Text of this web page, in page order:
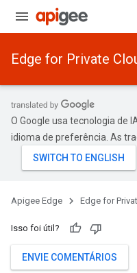
Edge for Private
O Google usa tecnologia de
idioma de preferência. As
Apigee Edge Edge for
Isso foi útil?
ENVIE COMENTÁRIOS